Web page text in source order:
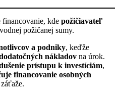
financovanie, kde požičiavateľ
požičanej sumy.
a podniky, keďže
nákladov na úrok.
prístupu k investíciám,
financovanie osobných